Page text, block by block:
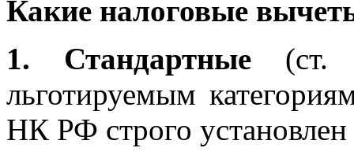
Какие налоговые
1. Стандартные (ст.
льготируемым
НК РФ строго